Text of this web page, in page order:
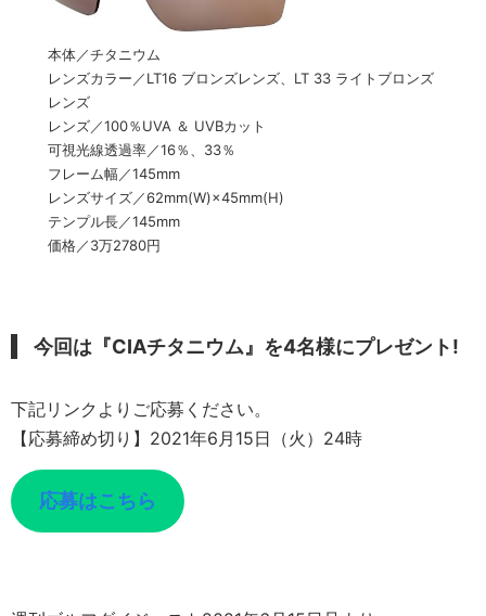
本体／チタニウム
レンズカラー／LT16 ブロンズレンズ、LT 33 ライトブロンズ
レンズ
レンズ／100％UVA ＆ UVBカット
可視光線透過率／16％、33％
フレーム幅／145mm
レンズサイズ／62mm(W)×45mm(H)
テンプル長／145mm
価格／3万2780円
今回は『CIAチタニウム』を4名様にプレゼント!
下記リンクよりご応募ください。
【応募締め切り】2021年6月15日（火）24時
応募はこちら